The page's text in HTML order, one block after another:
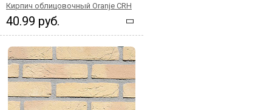
Кирпич облицовочный Oranje CRH
40.99 руб.